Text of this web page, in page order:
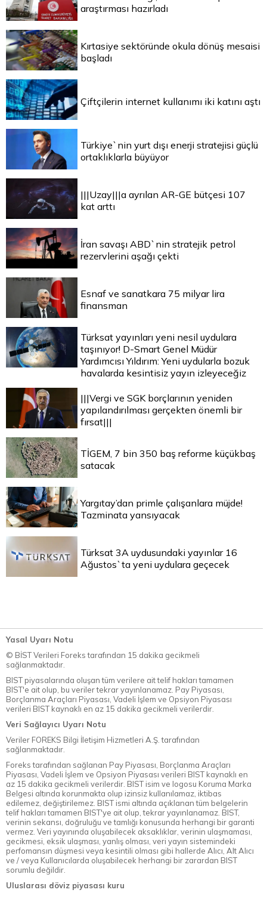
araştırması hazırladı
Kırtasiye sektöründe okula dönüş mesaisi
başladı
Çiftçilerin internet kullanımı iki katını aştı
Türkiye`nin yurt dışı enerji stratejisi güçlü
ortaklıklarla büyüyor
|||Uzay|||a ayrılan AR-GE bütçesi 107
kat arttı
İran savaşı ABD`nin stratejik petrol
rezervlerini aşağı çekti
Esnaf ve sanatkara 75 milyar lira
finansman
Türksat yayınları yeni nesil uydulara
taşınıyor! D-Smart Genel Müdür
Yardımcısı Yıldırım: Yeni uydularla bozuk
havalarda kesintisiz yayın izleyeceğiz
|||Vergi ve SGK borçlarının yeniden
yapılandırılması gerçekten önemli bir
fırsat|||
TİGEM, 7 bin 350 baş reforme küçükbaş
satacak
Yargıtay’dan primle çalışanlara müjde!
Tazminata yansıyacak
Türksat 3A uydusundaki yayınlar 16
Ağustos`ta yeni uydulara geçecek
Yasal Uyarı Notu
© BİST Verileri Foreks tarafından 15 dakika gecikmeli
sağlanmaktadır.
BIST piyasalarında oluşan tüm verilere ait telif hakları tamamen
BIST'e ait olup, bu veriler tekrar yayınlanamaz. Pay Piyasası,
Borçlanma Araçları Piyasası, Vadeli İşlem ve Opsiyon Piyasası
verileri BIST kaynaklı en az 15 dakika gecikmeli verilerdir.
Veri Sağlayıcı Uyarı Notu
Veriler FOREKS Bilgi İletişim Hizmetleri A.Ş. tarafından
sağlanmaktadır.
Foreks tarafından sağlanan Pay Piyasası, Borçlanma Araçları
Piyasası, Vadeli İşlem ve Opsiyon Piyasası verileri BIST kaynaklı en
az 15 dakika gecikmeli verilerdir. BIST isim ve logosu Koruma Marka
Belgesi altında korunmakta olup izinsiz kullanılamaz, iktibas
edilemez, değiştirilemez. BIST ismi altında açıklanan tüm belgelerin
telif hakları tamamen BIST'ye ait olup, tekrar yayınlanamaz. BIST,
verinin sekansı, doğruluğu ve tamlığı konusunda herhangi bir garanti
vermez. Veri yayınında oluşabilecek aksaklıklar, verinin ulaşmaması,
gecikmesi, eksik ulaşması, yanlış olması, veri yayın sistemindeki
perfomansın düşmesi veya kesintili olması gibi hallerde Alıcı, Alt Alıcı
ve / veya Kullanıcılarda oluşabilecek herhangi bir zarardan BIST
sorumlu değildir.
Uluslarası döviz piyasası kuru